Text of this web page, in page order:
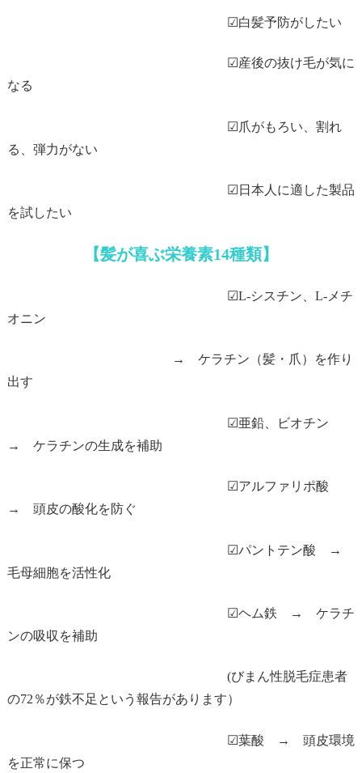
☑白髪予防がしたい
☑産後の抜け毛が気に
なる
☑爪がもろい、割れ
る、弾力がない
☑日本人に適した製品
を試したい
【髪が喜ぶ栄養素14種類】
☑L-シスチン、L-メチ
オニン
→ ケラチン（髪・爪）を作り
出す
☑亜鉛、ビオチン
→ ケラチンの生成を補助
☑アルファリポ酸
→ 頭皮の酸化を防ぐ
☑パントテン酸 →
毛母細胞を活性化
☑ヘム鉄 → ケラチ
ンの吸収を補助
(びまん性脱毛症患者
の72％が鉄不足という報告があります）
☑葉酸 → 頭皮環境
を正常に保つ